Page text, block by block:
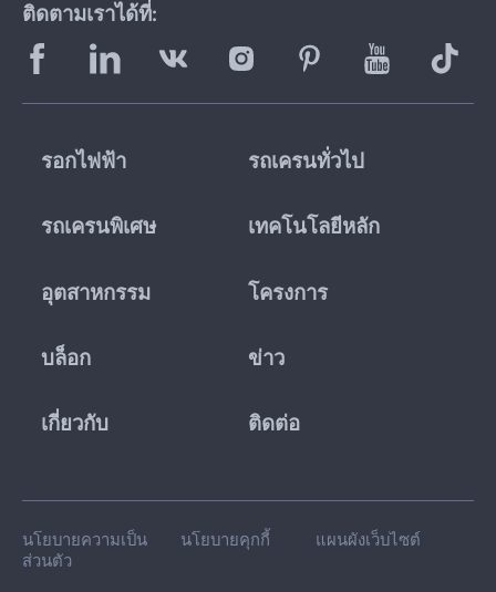
ติดตามเราได้ที่:
รอกไฟฟ้า รถเครนทั่วไป
รถเครนพิเศษ เทคโนโลยีหลัก
อุตสาหกรรม โครงการ
บล็อก ข่าว
เกี่ยวกับ ติดต่อ
นโยบายความเป็น
ส่วนตัว
นโยบายคุกกี้ แผนผังเว็บไซต์